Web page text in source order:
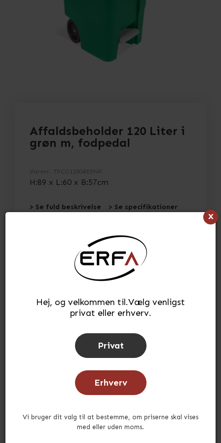
x
Hej, og velkommen til.Vælg venligst
privat eller erhverv.
Privat
Erhverv
Vi bruger dit valg til at bestemme, om priserne skal vises
med eller uden moms.
Affaldsbeholder 120 Liter i
grøn m, fodpedal
Varenr. TPCO120GREENP
H:89 x L:60 x B:57cm
> Se fuld beskrivelse > Se specifikationer
Tilføj til ønskeliste
På lager
Tid for afsendelse: ca. 2-3 uger